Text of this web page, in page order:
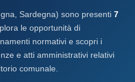
Sardegna) sono presenti 7
le opportunità di
normativi e scopri i
e atti amministrativi relativi
comunale.